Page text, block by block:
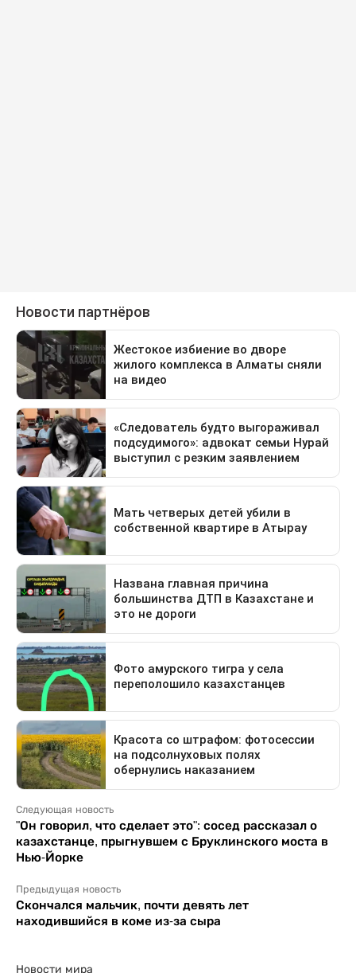
Следующая новость
"Он говорил, что сделает это": сосед рассказал о
казахстанце, прыгнувшем с Бруклинского моста в
Нью-Йорке
Предыдущая новость
Скончался мальчик, почти девять лет
находившийся в коме из-за сыра
Новости мира